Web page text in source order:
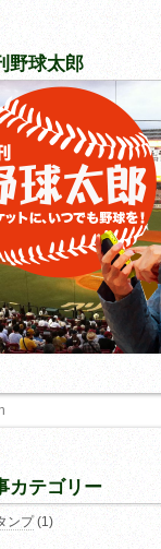
野球太郎
カテゴリー
ンプ(1)